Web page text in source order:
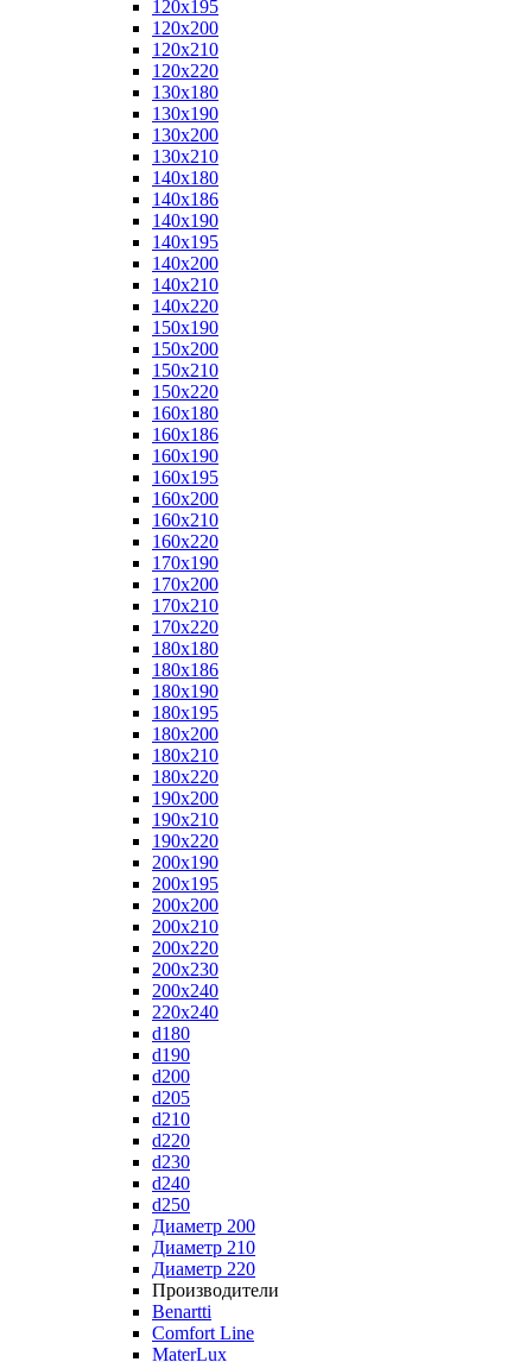
120x195
120x200
120x210
120x220
130x180
130x190
130x200
130x210
140x180
140x186
140x190
140x195
140x200
140x210
140x220
150x190
150x200
150x210
150x220
160x180
160x186
160x190
160x195
160x200
160x210
160x220
170x190
170x200
170x210
170x220
180x180
180x186
180x190
180x195
180x200
180x210
180x220
190x200
190x210
190x220
200x190
200x195
200x200
200x210
200x220
200x230
200x240
220x240
d180
d190
d200
d205
d210
d220
d230
d240
d250
Диаметр 200
Диаметр 210
Диаметр 220
Производители
Benartti
Comfort Line
MaterLux